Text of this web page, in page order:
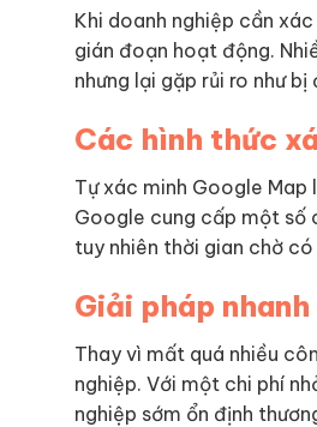
Khi doanh nghiệp cần
gián đoạn hoạt động.
nhưng lại gặp rủi ro như
Các hình thức
Tự xác minh Google
Google cung cấp một số
tuy nhiên thời gian chờ
Giải pháp
Thay vì mất quá nhiều
nghiệp. Với một chi phí
nghiệp sớm ổn định